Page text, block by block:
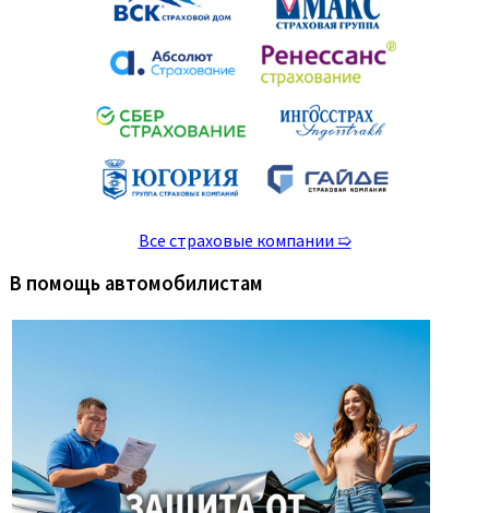
Все страховые компании ➯
В помощь автомобилистам